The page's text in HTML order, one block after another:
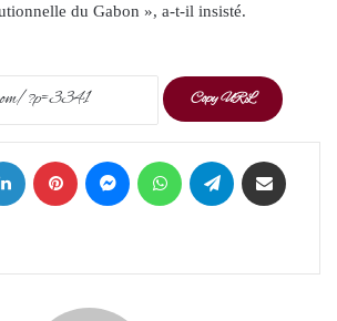
du Gabon », a-t-il insisté.
Copy URL
LinkedIn Pinterest Messenger WhatsApp Telegram